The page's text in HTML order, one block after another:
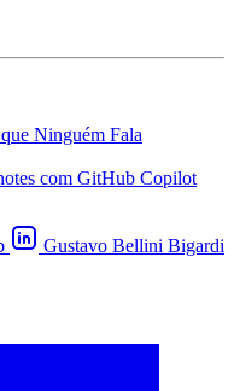
Ninguém Fala
com GitHub Copilot
Gustavo Bellini Bigardi